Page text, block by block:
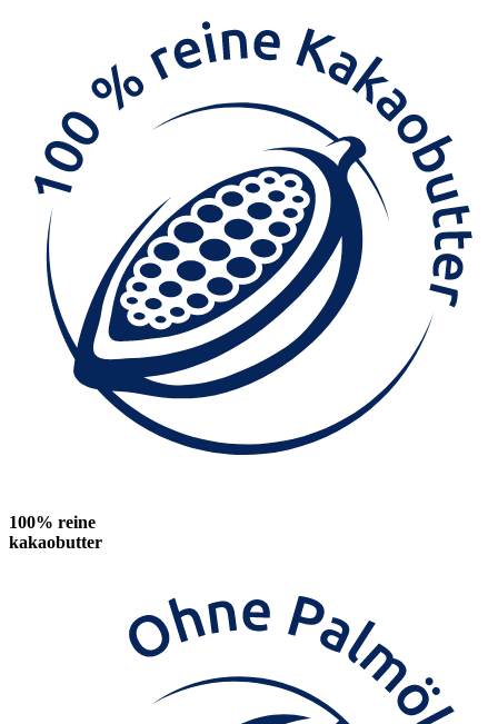
100% reine
kakaobutter